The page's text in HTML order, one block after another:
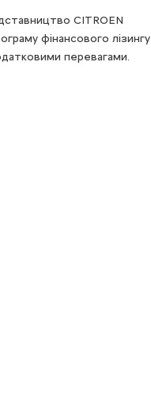
CITROEN
фінансового лізингу
перевагами.